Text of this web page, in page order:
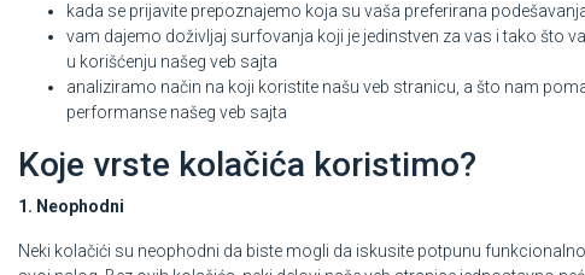
kada se prijavite prepoznajemo koja su vaša preferirana
vam dajemo doživljaj surfovanja koji je jedinstven za vas i tako što
u korišćenju našeg veb sajta
analiziramo način na koji koristite našu veb stranicu, a što nam
performanse našeg veb sajta
Koje vrste kolačića koristimo?
1. Neophodni
Neki kolačići su neophodni da biste mogli da iskusite potpunu